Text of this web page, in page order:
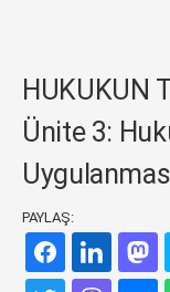
HUKUKUN
Ünite 3:
PAYLAŞ: